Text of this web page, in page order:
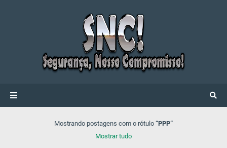
Mostrando postagens com o rótulo PPP
Mostrar tudo